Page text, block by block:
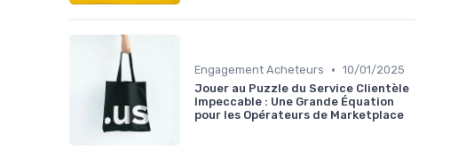
Engagement Acheteurs • 10/01/2025
Jouer au Puzzle du Service Clientèle
Impeccable : Une Grande Équation
pour les Opérateurs de Marketplace